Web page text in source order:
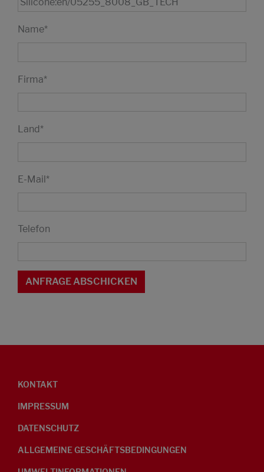
Name*
Firma*
Land*
E-Mail*
Telefon
KONTAKT
IMPRESSUM
DATENSCHUTZ
ALLGEMEINE GESCHÄFTSBEDINGUNGEN